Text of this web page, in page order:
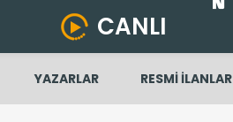
CANLI
YAZARLAR RESMİ İLANLAR